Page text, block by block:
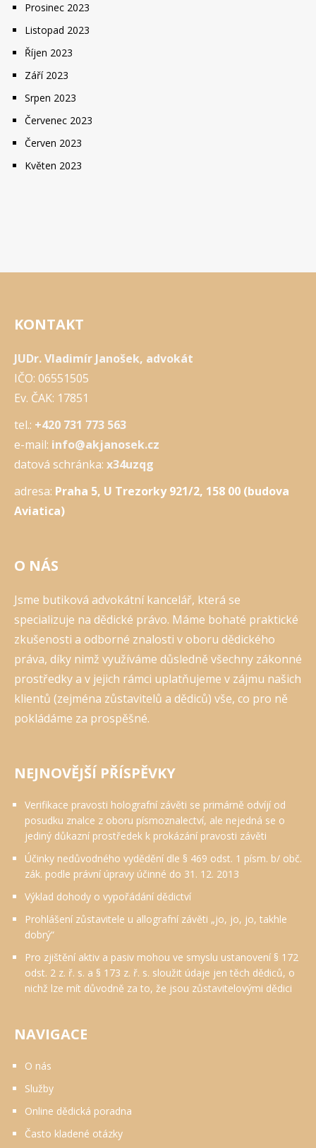
Prosinec 2023
Listopad 2023
Říjen 2023
Září 2023
Srpen 2023
Červenec 2023
Červen 2023
Květen 2023
KONTAKT
JUDr. Vladimír Janošek, advokát
IČO: 06551505
Ev. ČAK: 17851
tel.: +420 731 773 563
e-mail: info@akjanosek.cz
datová schránka: x34uzqg
adresa: Praha 5, U Trezorky 921/2, 158 00 (budova
Aviatica)
O NÁS
Jsme butiková advokátní kancelář, která se
specializuje na dědické právo. Máme bohaté praktické
zkušenosti a odborné znalosti v oboru dědického
práva, díky nimž využíváme důsledně všechny zákonné
prostředky a v jejich rámci uplatňujeme v zájmu našich
klientů (zejména zůstavitelů a dědiců) vše, co pro ně
pokládáme za prospěšné.
NEJNOVĚJŠÍ PŘÍSPĚVKY
Verifikace pravosti holografní závěti se primárně odvíjí od
posudku znalce z oboru písmoznalectví, ale nejedná se o
jediný důkazní prostředek k prokázání pravosti závěti
Účinky nedůvodného vydědění dle § 469 odst. 1 písm. b/ obč.
zák. podle právní úpravy účinné do 31. 12. 2013
Výklad dohody o vypořádání dědictví
Prohlášení zůstavitele u allografní závěti „jo, jo, jo, takhle
dobrý“
Pro zjištění aktiv a pasiv mohou ve smyslu ustanovení § 172
odst. 2 z. ř. s. a § 173 z. ř. s. sloužit údaje jen těch dědiců, o
nichž lze mít důvodně za to, že jsou zůstavitelovými dědici
NAVIGACE
O nás
Služby
Online dědická poradna
Často kladené otázky